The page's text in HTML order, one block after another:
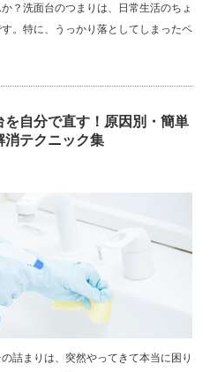
？洗面台のつまりは、日常生活のちょ
。特に、うっかり落としてしまったペ
を自分で直す！原因別・簡単
消テクニック集
詰まりは、突然やってきて本当に困り